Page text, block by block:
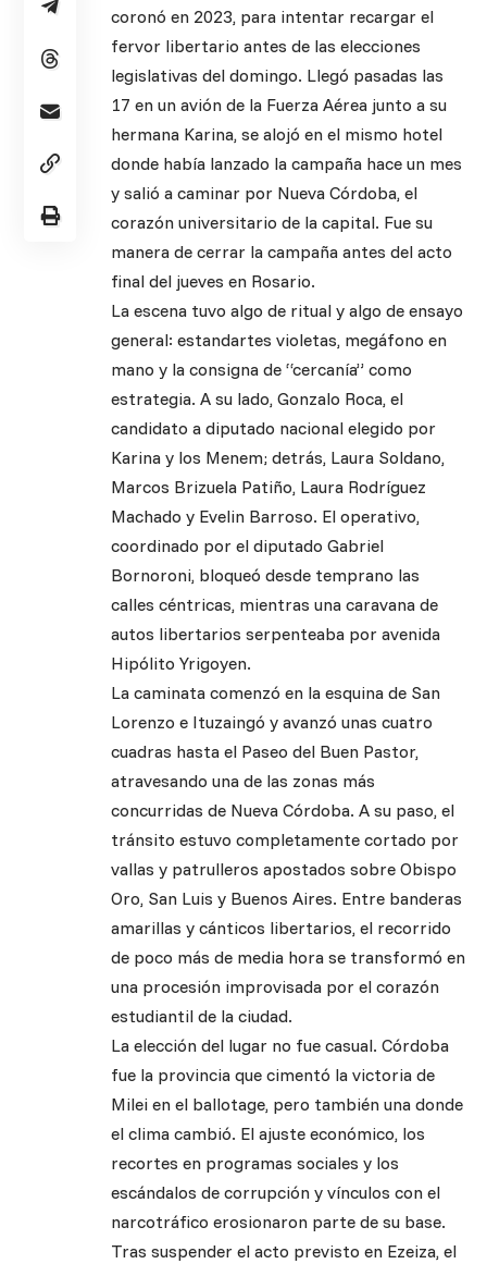
coronó en 2023, para intentar recargar el
fervor libertario antes de las elecciones
legislativas del domingo. Llegó pasadas las
17 en un avión de la Fuerza Aérea junto a su
hermana Karina, se alojó en el mismo hotel
donde había lanzado la campaña hace un mes
y salió a caminar por Nueva Córdoba, el
corazón universitario de la capital. Fue su
manera de cerrar la campaña antes del acto
final del jueves en Rosario.
La escena tuvo algo de ritual y algo de ensayo
general: estandartes violetas, megáfono en
mano y la consigna de “cercanía” como
estrategia. A su lado, Gonzalo Roca, el
candidato a diputado nacional elegido por
Karina y los Menem; detrás, Laura Soldano,
Marcos Brizuela Patiño, Laura Rodríguez
Machado y Evelin Barroso. El operativo,
coordinado por el diputado Gabriel
Bornoroni, bloqueó desde temprano las
calles céntricas, mientras una caravana de
autos libertarios serpenteaba por avenida
Hipólito Yrigoyen.
La caminata comenzó en la esquina de San
Lorenzo e Ituzaingó y avanzó unas cuatro
cuadras hasta el Paseo del Buen Pastor,
atravesando una de las zonas más
concurridas de Nueva Córdoba. A su paso, el
tránsito estuvo completamente cortado por
vallas y patrulleros apostados sobre Obispo
Oro, San Luis y Buenos Aires. Entre banderas
amarillas y cánticos libertarios, el recorrido
de poco más de media hora se transformó en
una procesión improvisada por el corazón
estudiantil de la ciudad.
La elección del lugar no fue casual. Córdoba
fue la provincia que cimentó la victoria de
Milei en el ballotage, pero también una donde
el clima cambió. El ajuste económico, los
recortes en programas sociales y los
escándalos de corrupción y vínculos con el
narcotráfico erosionaron parte de su base.
Tras suspender el acto previsto en Ezeiza, el